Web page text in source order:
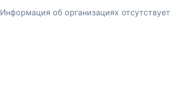
Информация об организациях отсутствует